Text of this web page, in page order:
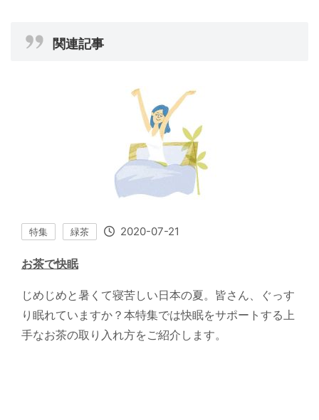
関連記事
特集 緑茶 2020-07-21
お茶で快眠
じめじめと暑くて寝苦しい日本の夏。皆さん、ぐっす
り眠れていますか？本特集では快眠をサポートする上
手なお茶の取り入れ方をご紹介します。